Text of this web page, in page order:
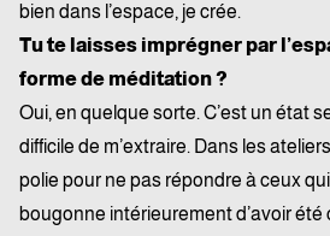
bien dans l’espace, je crée.
Tu te laisses imprégner par
forme de méditation ?
Oui, en quelque sorte. C’est un état
difficile de m’extraire. Dans les
polie pour ne pas répondre à ceux
bougonne intérieurement d’avoir été